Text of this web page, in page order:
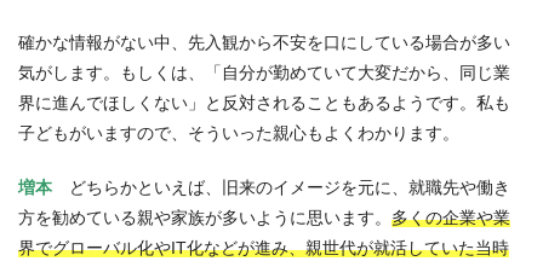
確かな情報がない中、先入観から不安を口にしている場合が多い
気がします。もしくは、「自分が勤めていて大変だから、同じ業
界に進んでほしくない」と反対されることもあるようです。私も
子どもがいますので、そういった親心もよくわかります。
増本
どちらかといえば、旧来のイメージを元に、就職先や働き
方を勧めている親や家族が多いように思います。 多くの企業や業
界でグローバル化やIT化などが進み、親世代が就活していた当時